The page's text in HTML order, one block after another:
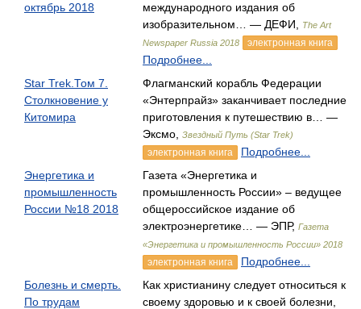
октябрь 2018
международного издания об
изобразительном… — ДЕФИ,
The Art
Newspaper Russia 2018
электронная книга
Подробнее...
Star Trek.Том 7.
Столкновение у
Китомира
Флагманский корабль Федерации
«Энтерпрайз» заканчивает последние
приготовления к путешествию в… —
Эксмо,
Звездный Путь (Star Trek)
электронная книга
Подробнее...
Энергетика и
промышленность
России №18 2018
Газета «Энергетика и
промышленность России» – ведущее
общероссийское издание об
электроэнергетике… — ЭПР, Газета
«Энергетика и промышленность России» 2018
электронная книга
Подробнее...
Болезнь и смерть.
По трудам
Как христианину следует относиться к
своему здоровью и к своей болезни,